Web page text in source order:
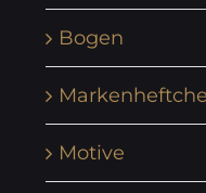
Bogen
Motive